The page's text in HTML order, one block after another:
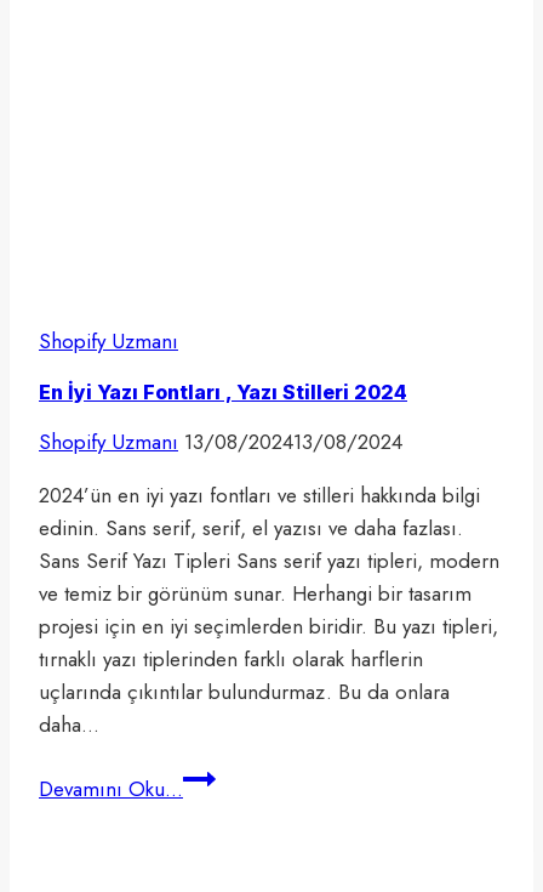
Shopify Uzmanı
En İyi Yazı Fontları , Yazı Stilleri 2024
Shopify Uzmanı 13/08/202413/08/2024
2024’ün en iyi yazı fontları ve stilleri hakkında bilgi
edinin. Sans serif, serif, el yazısı ve daha fazlası.
Sans Serif Yazı Tipleri Sans serif yazı tipleri, modern
ve temiz bir görünüm sunar. Herhangi bir tasarım
projesi için en iyi seçimlerden biridir. Bu yazı tipleri,
tırnaklı yazı tiplerinden farklı olarak harflerin
uçlarında çıkıntılar bulundurmaz. Bu da onlara
daha…
Devamını Oku...En